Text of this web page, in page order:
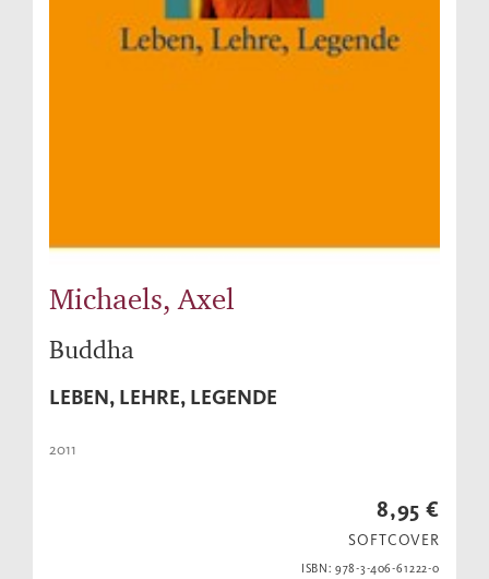
Michaels, Axel
Buddha
LEBEN, LEHRE, LEGENDE
2011
8,95 €
SOFTCOVER
ISBN: 978-3-406-61222-0